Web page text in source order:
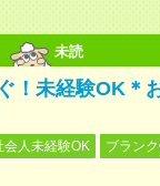
未読
！未経験OK＊
会人未経験OK
ブラン